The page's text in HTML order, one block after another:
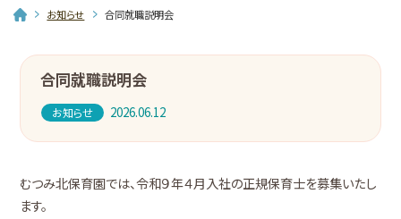
お知らせ 合同就職説明会
合同就職説明会
お知らせ 2026.06.12
むつみ北保育園では、令和９年４月入社の正規保育士を募集いたし
ます。